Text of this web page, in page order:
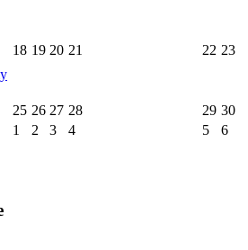
18 19 20 21 22 23
25 26 27 28 29 30
1 2 3 4 5 6